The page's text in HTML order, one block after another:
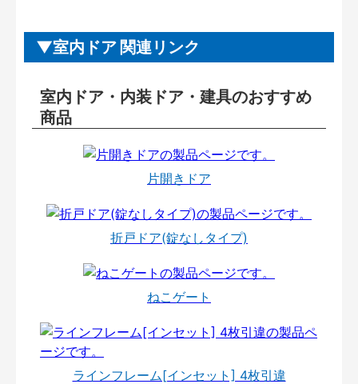
室内ドア 関連リンク
室内ドア・内装ドア・建具のおすすめ
商品
片開きドア
折戸ドア(錠なしタイプ)
ねこゲート
ラインフレーム[インセット] 4枚引違